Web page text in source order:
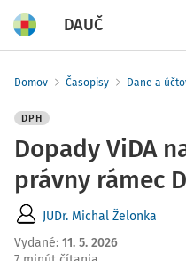
DAUČ
Domov Časopisy Dane a
DPH
Dopady ViDA
právny rámec
JUDr. Michal Želonka
Vydané: 11. 5. 2026